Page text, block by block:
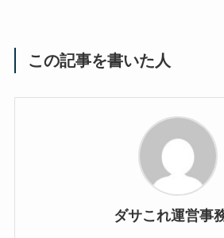
この記事を書いた人
ダサこれ運営事